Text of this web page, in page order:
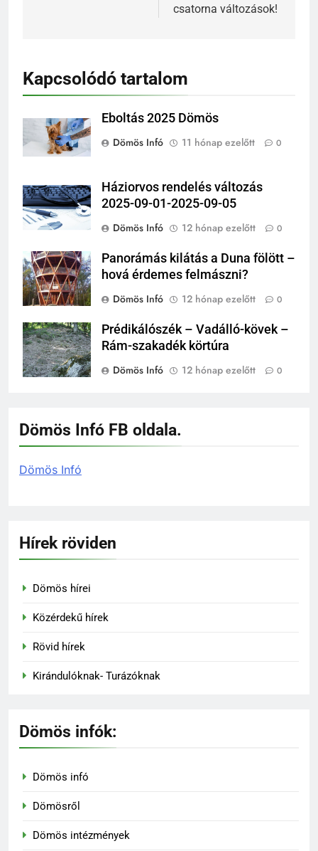
csatorna változások!
Kapcsolódó tartalom
Eboltás 2025 Dömös
Dömös Infó
11 hónap ezelőtt 0
Háziorvos rendelés változás
2025-09-01-2025-09-05
Dömös Infó
12 hónap ezelőtt 0
Panorámás kilátás a Duna fölött –
hová érdemes felmászni?
Dömös Infó
12 hónap ezelőtt 0
Prédikálószék – Vadálló-kövek –
Rám-szakadék körtúra
Dömös Infó
12 hónap ezelőtt 0
Dömös Infó FB oldala.
Dömös Infó
Hírek röviden
Dömös hírei
Közérdekű hírek
Rövid hírek
Kirándulóknak- Turázóknak
Dömös infók:
Dömös infó
Dömösről
Dömös intézmények